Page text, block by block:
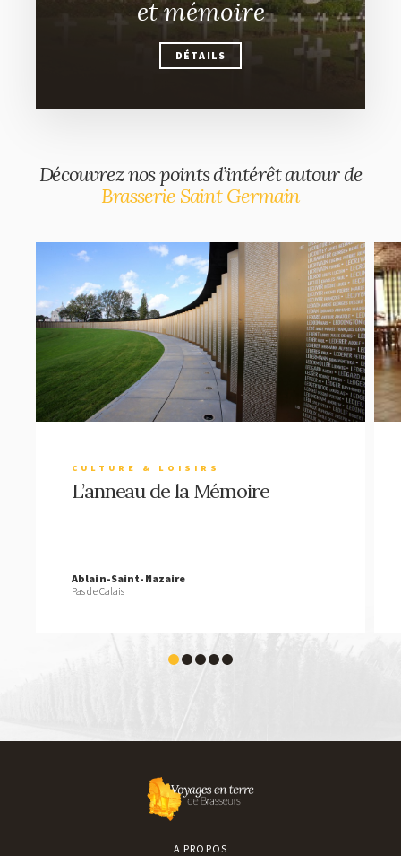
et mémoire
DÉTAILS
Découvrez nos points d’intérêt autour de
Brasserie Saint Germain
CULTURE & LOISIRS
L’anneau de la Mémoire
Ablain-Saint-Nazaire
Pas de Calais
A PROPOS